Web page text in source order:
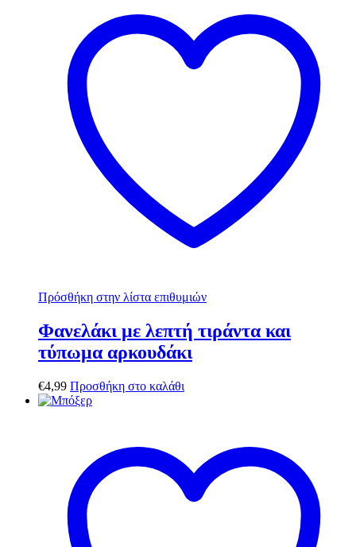
Πρόσθήκη στην λίστα επιθυμιών
Φανελάκι με λεπτή τιράντα και
τύπωμα αρκουδάκι
€4,99 Προσθήκη στο καλάθι